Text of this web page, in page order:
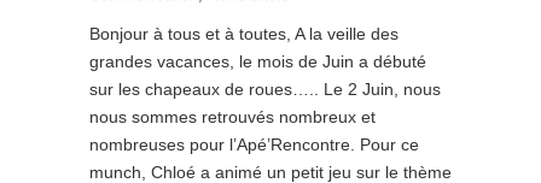
Bonjour à tous et à toutes, A la veille des
grandes vacances, le mois de Juin a débuté
sur les chapeaux de roues….. Le 2 Juin, nous
nous sommes retrouvés nombreux et
nombreuses pour l’Apé’Rencontre. Pour ce
munch, Chloé a animé un petit jeu sur le thème